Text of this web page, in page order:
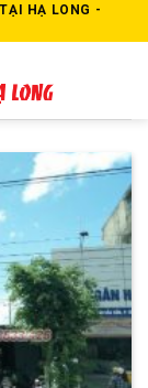
HẠ LONG -